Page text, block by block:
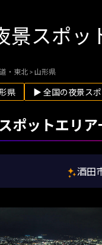
景スポッ
・東北 > 山形県
県 ▶ 全国の夜景スポ
ポットエリア
酒田